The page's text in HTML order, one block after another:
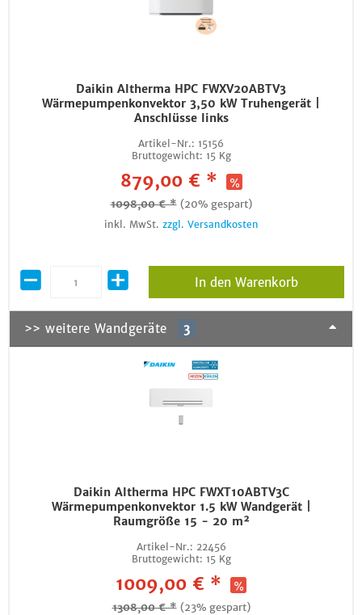
Daikin Altherma HPC FWXV20ABTV3
Wärmepumpenkonvektor 3,50 kW Truhengerät |
Anschlüsse links
Artikel-Nr.: 15156
Bruttogewicht: 15 Kg
879,00 € *
1098,00 € * (20% gespart)
inkl. MwSt. zzgl. Versandkosten
In den Warenkorb
>> weitere Wandgeräte 3
Daikin Altherma HPC FWXT10ABTV3C
Wärmepumpenkonvektor 1.5 kW Wandgerät |
Raumgröße 15 - 20 m²
Artikel-Nr.: 22456
Bruttogewicht: 15 Kg
1009,00 € *
1308,00 € * (23% gespart)